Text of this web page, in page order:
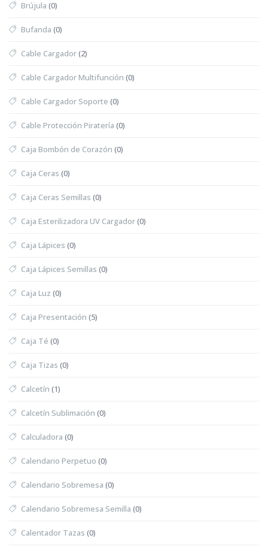
Brújula (0)
Bufanda (0)
Cable Cargador(2)
Cable Cargador Multifunción (0)
Cable Cargador Soporte (0)
Cable Protección Piratería (0)
Caja Bombón de Corazón (0)
Caja Ceras (0)
Caja Ceras Semillas (0)
Caja Esterilizadora UV Cargador(0)
Caja Lápices (0)
Caja Lápices Semillas (0)
Caja Luz (0)
Caja Presentación (5)
Caja Té (0)
Caja Tizas (0)
Calcetín (1)
Calcetín Sublimación (0)
Calculadora (0)
Calendario Perpetuo (0)
Calendario Sobremesa (0)
Calendario Sobremesa Semilla (0)
Calentador Tazas (0)